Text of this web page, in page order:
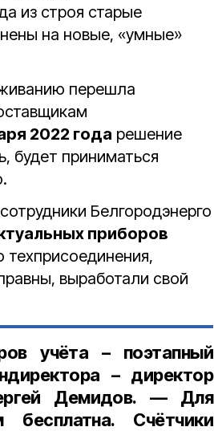
из строя старые
на новые, «умные»
перешла
2022 года решение
будет приниматься
Белгородэнерго
приборов
техприсоединения,
выработали свой
учёта – поэтапный
– директор
Демидов. — Для
бесплатна. Счётчики